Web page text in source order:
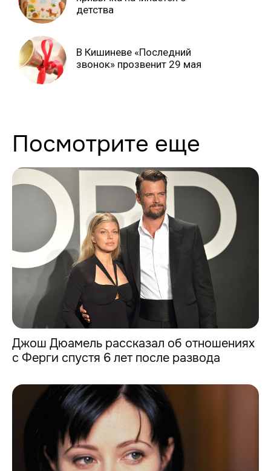
детства
В Кишиневе «Последний
звонок» прозвенит 29 мая
Посмотрите еще
Джош Дюамель рассказал об отношениях
с Ферги спустя 6 лет после развода